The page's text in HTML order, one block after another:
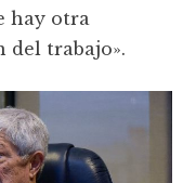
hay otra
del trabajo».